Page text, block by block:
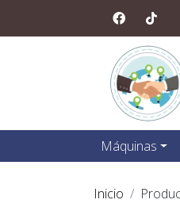
Máquinas
Inicio